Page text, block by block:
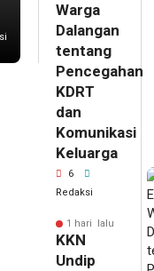
Warga
Dalangan
tentang
Pencegahan
KDRT
dan
Komunikasi
Keluarga
6
Redaksi
1 hari lalu
KKN
Undip